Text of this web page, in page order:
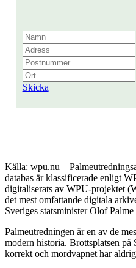
Skicka
Källa: wpu.nu –
databas är klassificerade enligt
digitaliserats av WPU-projektet
det mest omfattande digitala
Sveriges statsminister Olof
Palmeutredningen är en av de
modern historia. Brottsplatsen på
korrekt och mordvapnet har